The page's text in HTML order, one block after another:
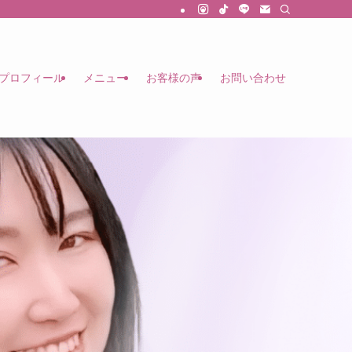
ロフィール メニュー お客様の声 お問い合わせ